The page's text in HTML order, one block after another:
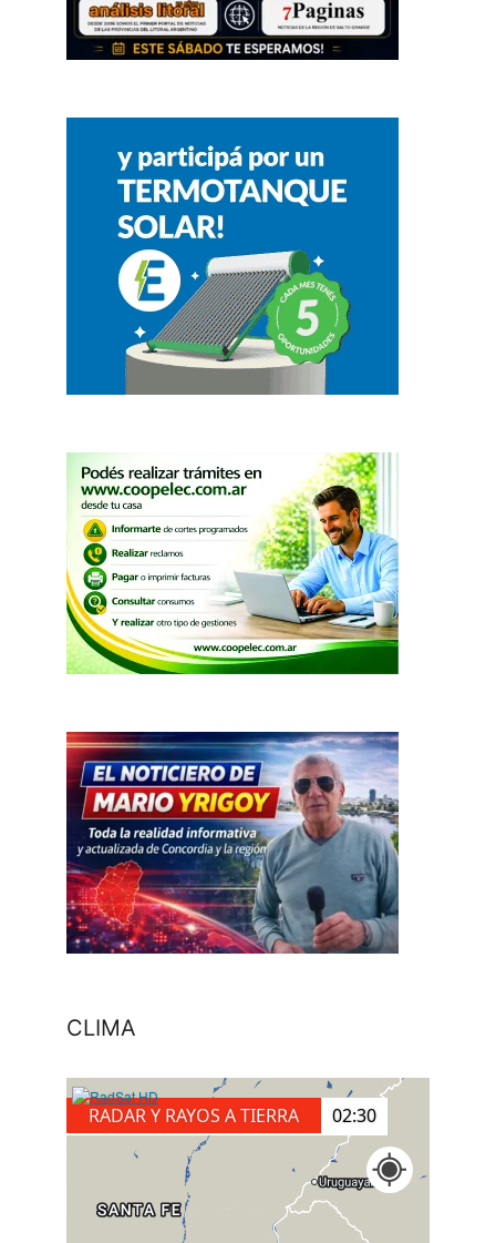
CLIMA
RADAR Y RAYOS A TIERRA 02:40